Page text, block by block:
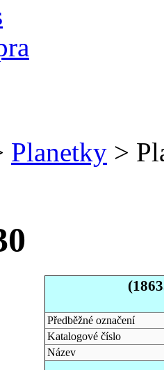
Planetky >
Předběžné označení
Katalogové číslo
Název